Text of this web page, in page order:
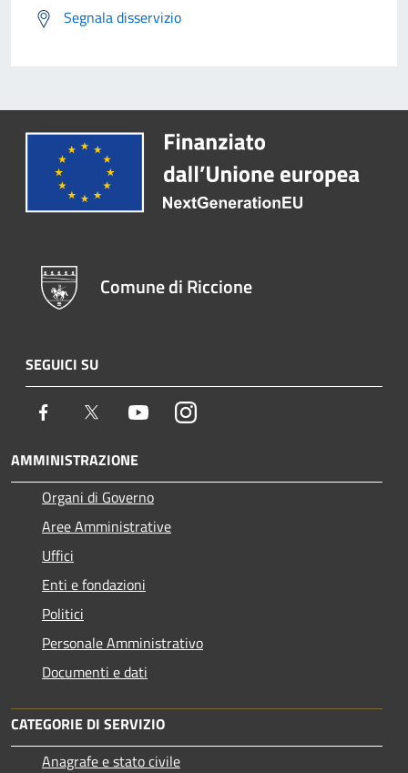
Segnala disservizio
Comune di Riccione
SEGUICI SU
Facebook Twitter YoutubeInstagram
AMMINISTRAZIONE
Organi di Governo
Aree Amministrative
Uffici
Enti e fondazioni
Politici
Personale Amministrativo
Documenti e dati
CATEGORIE DI SERVIZIO
Anagrafe e stato civile